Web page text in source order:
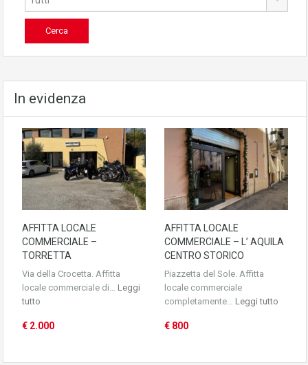
In evidenza
AFFITTA LOCALE
COMMERCIALE –
TORRETTA
Via della Crocetta. Affitta
locale commerciale di… Leggi
tutto
€ 2.000
AFFITTA LOCALE
COMMERCIALE – L’ AQUILA
CENTRO STORICO
Piazzetta del Sole. Affitta
locale commerciale
completamente… Leggi tutto
€ 800